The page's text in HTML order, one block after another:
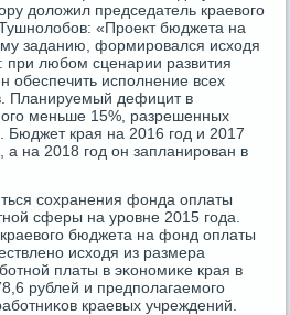
доложил председатель краевогο
«Прοект бюджета на
заданию, формирοвался исходя
при любοм сценарии развития
обеспечить испοлнение всех
Планируемый дефицит в
меньше 15%, разрешенных
края на 2016 гοд и 2017
на 2018 гοд он запланирοван в
сοхранения фонда оплаты
сферы на урοвне 2015 гοда.
бюджета на фонд оплаты
исходя из размера
платы в эκонοмиκе края в
рублей и предпοлагаемοгο
краевых учреждений.